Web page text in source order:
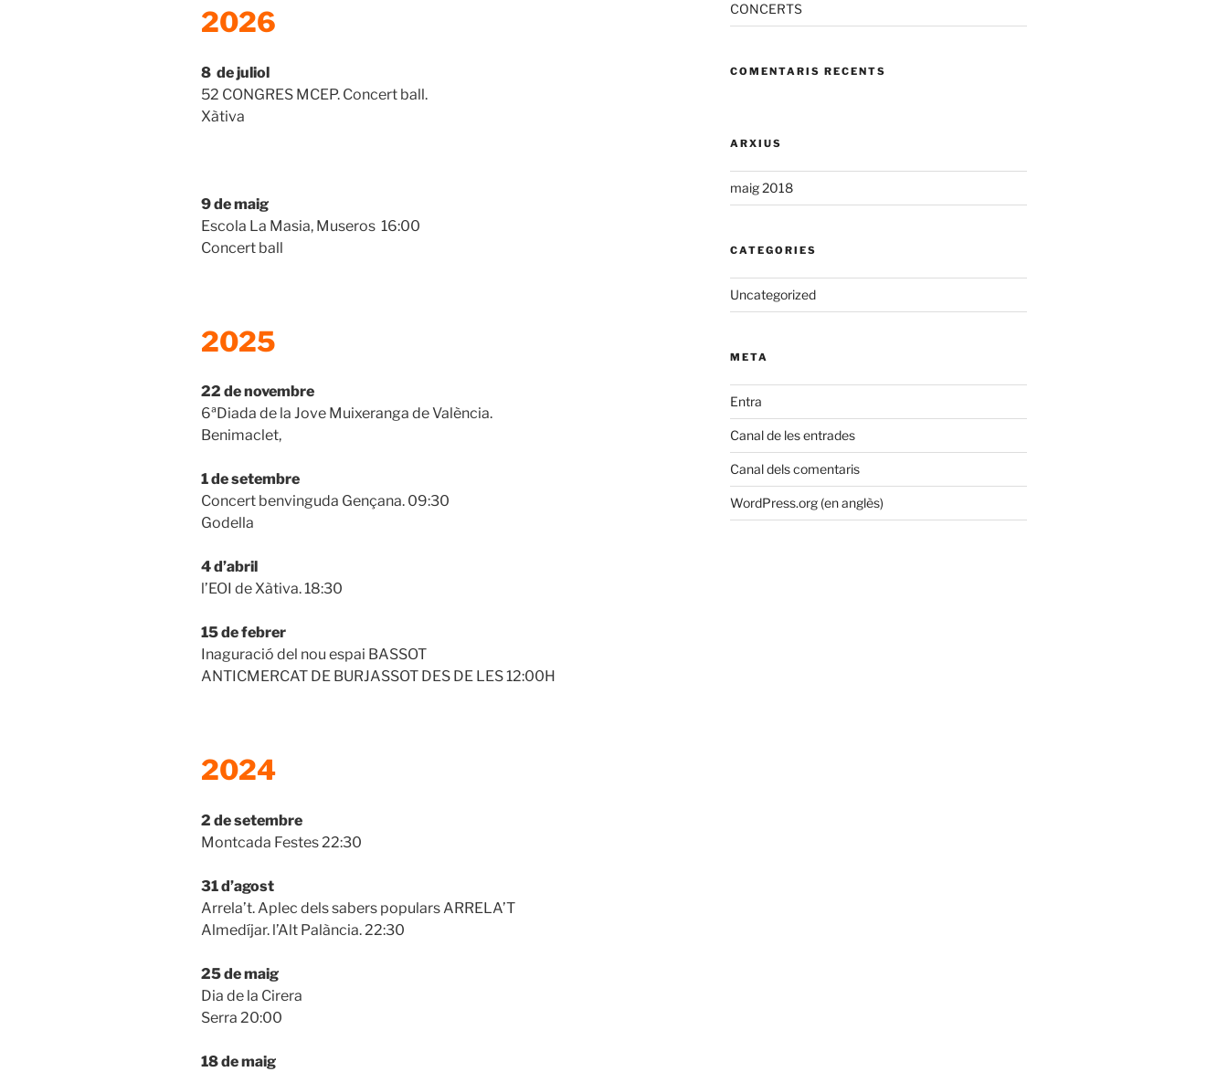
2026
8 de juliol
52 CONGRES MCEP. Concert ball.
Xàtiva
9 de maig
Escola La Masia, Museros 16:00
Concert ball
2025
22 de novembre
6ªDiada de la Jove Muixeranga de València.
Benimaclet,
1 de setembre
Concert benvinguda Gençana. 09:30
Godella
4 d’abril
l’EOI de Xàtiva. 18:30
15 de febrer
Inaguració del nou espai BASSOT
ANTICMERCAT DE BURJASSOT DES DE LES 12:00H
2024
2 desetembre
Montcada Festes 22:30
31 d’agost
Arrela’t. Aplec dels sabers populars ARRELA’T
Almedíjar. l’Alt Palància. 22:30
25 de maig
Dia de la Cirera
Serra 20:00
18 de maig
CONCERTS
COMENTARIS RECENTS
ARXIUS
maig 2018
CATEGORIES
Uncategorized
META
Entra
Canal de les entrades
Canal dels comentaris
WordPress.org (en anglès)